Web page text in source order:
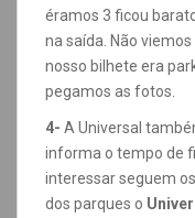
éramos 3 ficou
na saída. Não
nosso bilhete era
pegamos as fotos.
4- A Universal
informa o tempo de
interessar seguem
dos parques o